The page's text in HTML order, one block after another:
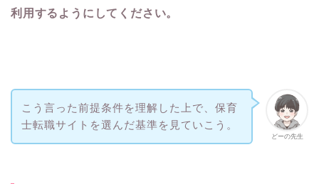
利用するようにしてください。
どーの先生
こう言った前提条件を理解した上で、保育
士転職サイトを選んだ基準を見ていこう。